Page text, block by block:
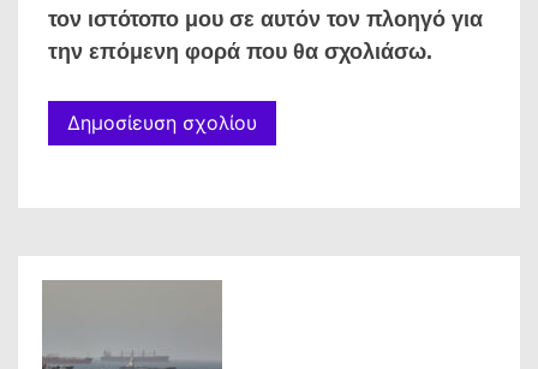
τον ιστότοπο μου σε αυτόν τον πλοηγό για
την επόμενη φορά που θα σχολιάσω.